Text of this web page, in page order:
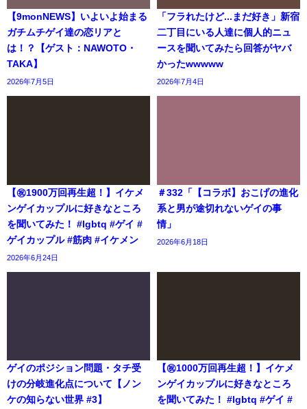
【9monNEWS】いよいよ始まる
ガチムチゲイ達の恋リアと
は！？【ゲスト：NAWOTO・
TAKA】
2026年7月5日
「フラれたけど...まだ好き」新宿
二丁目にいる人達に個人的ニュ
ースを聞いてみたら回答がヤバ
かったwwwww
2026年7月4日
【㊗️1900万回再生超！】イケメ
ンゲイカップルに好きなところ
を聞いてみた！ #lgbtq #ゲイ #
ゲイカップル #筋肉 #イケメン
2026年6月24日
＃332「【コラボ】おこげの進化
系と男が途切れないゲイの事
情」
2026年6月18日
ゲイのポジション問題・タチ受
けの分岐進化点について【ノン
ケの知らない世界 #3】
【㊗️1000万回再生超！】イケメ
ンゲイカップルに好きなところ
を聞いてみた！ #lgbtq #ゲイ #